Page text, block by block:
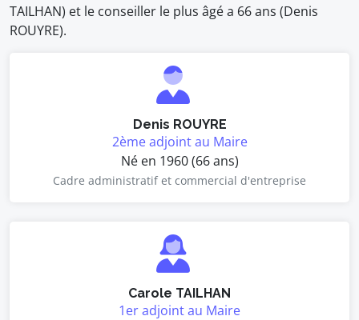
TAILHAN) et le conseiller le plus âgé a 66 ans (Denis
ROUYRE).
Denis ROUYRE
2ème adjoint au Maire
Né en 1960 (66 ans)
Cadre administratif et commercial d'entreprise
Carole TAILHAN
1er adjoint au Maire